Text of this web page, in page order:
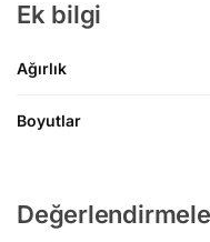
Ek bilgi
Ağırlık
Boyutlar